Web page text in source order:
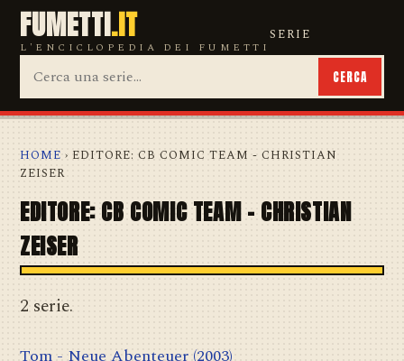
FUMETTI.IT
L'ENCICLOPEDIA DEI FUMETTI
SERIE
CERCA
HOME › EDITORE: CB COMIC TEAM - CHRISTIAN
ZEISER
EDITORE: CB COMIC TEAM - CHRISTIAN
ZEISER
2 serie.